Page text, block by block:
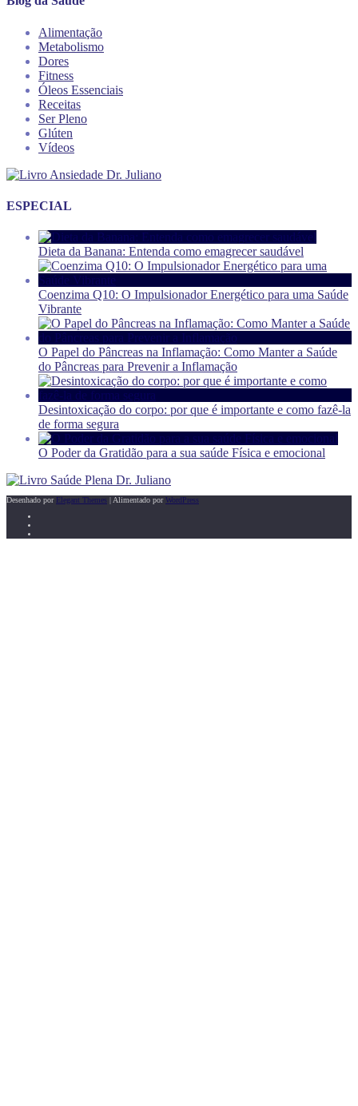
Alimentação
Metabolismo
Dores
Fitness
Óleos Essenciais
Receitas
Ser Pleno
Glúten
Vídeos
ESPECIAL
Dieta da Banana: Entenda como emagrecer saudável
Coenzima Q10: O Impulsionador Energético para uma Saúde
Vibrante
O Papel do Pâncreas na Inflamação: Como Manter a Saúde
do Pâncreas para Prevenir a Inflamação
Desintoxicação do corpo: por que é importante e como fazê-la
de forma segura
O Poder da Gratidão para a sua saúde Física e emocional
Desenhado por Elegant Themes | Alimentado porWordPress